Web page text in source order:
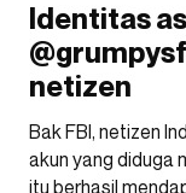
Identitas
netizen
Bak FBI, netizen
akun yang diduga
itu berhasil